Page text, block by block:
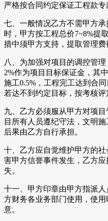
严格按合同约定保证工程款专
七、一般情况乙方不需甲方
时，甲方按工程总价7~8%提
措中须甲方支持，提取管理费
八、为加强对项目的调控管
2%作为项目目标保证金，其
施工0.5%，工程完工达到合
若达不到约定目标，按考核评
九、乙方必须服从甲方对项
目所有人员遵纪守法，文明
后果由乙方自行承担。
十、乙方应自觉维护甲方的
害甲方信誉事件发生，乙方
失。
十一、甲方印章由甲方指派
方财务各业务部门使用，使
意。